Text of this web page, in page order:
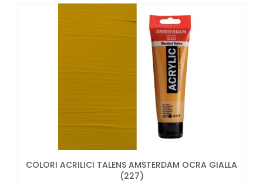
COLORI ACRILICI TALENS AMSTERDAM OCRA GIALLA
(227)